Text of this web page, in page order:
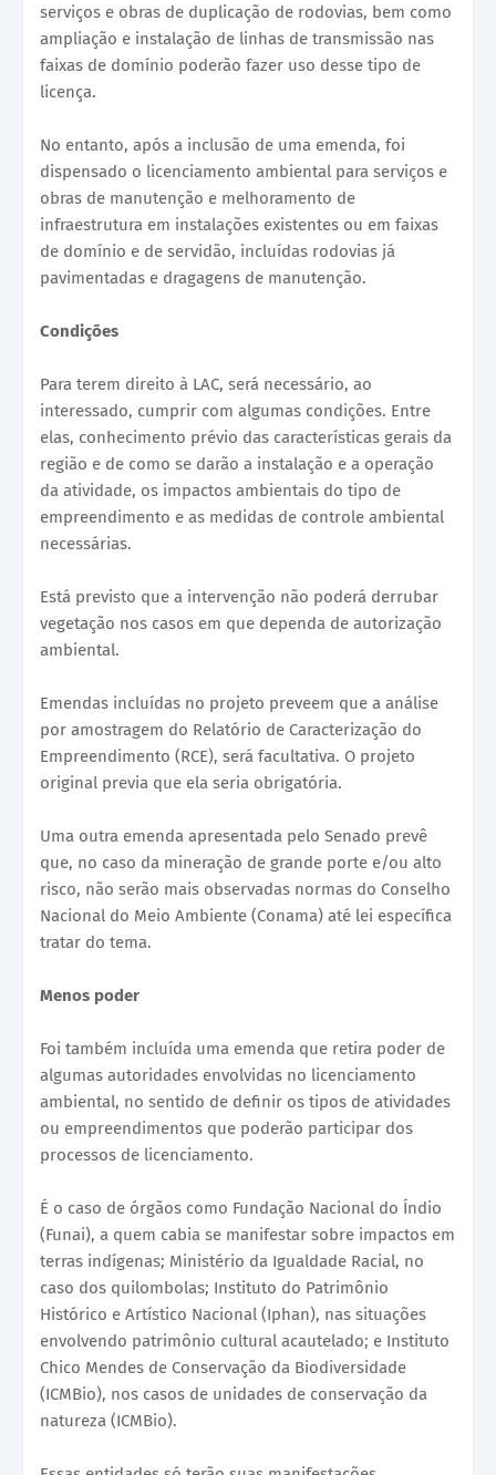
serviços e obras de duplicação de rodovias, bem como
ampliação e instalação de linhas de transmissão nas
faixas de domínio poderão fazer uso desse tipo de
licença.
No entanto, após a inclusão de uma emenda, foi
dispensado o licenciamento ambiental para serviços e
obras de manutenção e melhoramento de
infraestrutura em instalações existentes ou em faixas
de domínio e de servidão, incluídas rodovias já
pavimentadas e dragagens de manutenção.
Condições
Para terem direito à LAC, será necessário, ao
interessado, cumprir com algumas condições. Entre
elas, conhecimento prévio das características gerais da
região e de como se darão a instalação e a operação
da atividade, os impactos ambientais do tipo de
empreendimento e as medidas de controle ambiental
necessárias.
Está previsto que a intervenção não poderá derrubar
vegetação nos casos em que dependa de autorização
ambiental.
Emendas incluídas no projeto preveem que a análise
por amostragem do Relatório de Caracterização do
Empreendimento (RCE), será facultativa. O projeto
original previa que ela seria obrigatória.
Uma outra emenda apresentada pelo Senado prevê
que, no caso da mineração de grande porte e/ou alto
risco, não serão mais observadas normas do Conselho
Nacional do Meio Ambiente (Conama) até lei específica
tratar do tema.
Menos poder
Foi também incluída uma emenda que retira poder de
algumas autoridades envolvidas no licenciamento
ambiental, no sentido de definir os tipos de atividades
ou empreendimentos que poderão participar dos
processos de licenciamento.
É o caso de órgãos como Fundação Nacional do Índio
(Funai), a quem cabia se manifestar sobre impactos em
terras indígenas; Ministério da Igualdade Racial, no
caso dos quilombolas; Instituto do Patrimônio
Histórico e Artístico Nacional (Iphan), nas situações
envolvendo patrimônio cultural acautelado; e Instituto
Chico Mendes de Conservação da Biodiversidade
(ICMBio), nos casos de unidades de conservação da
natureza (ICMBio).